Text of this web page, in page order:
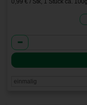
0,99 € / Stk, 1 Stück ca. 100g
Anzahl